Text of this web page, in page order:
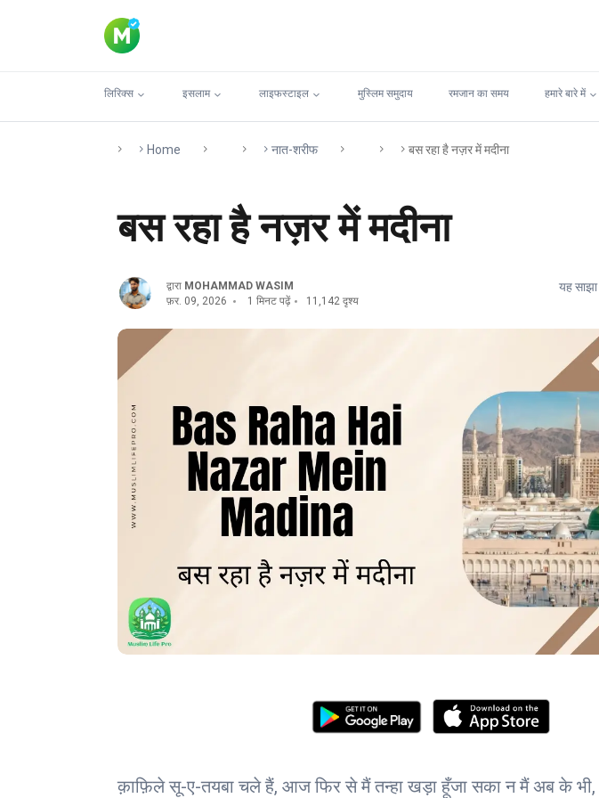
लिरिक्स इसलाम लाइफस्टाइल मुस्लिम समुदाय रमजान का समय हमारे बारे में
Home नात-शरीफ बस रहा है नज़र में मदीना
बस रहा है नज़र में मदीना
द्वारा MOHAMMAD WASIM
फ़र. 09, 2026
1 मिनट पढ़ें 11,142 दृश्य
यह
क़ाफ़िले सू-ए-तयबा चले हैं, आज फिर से मैं तन्हा खड़ा हूँजा सका न मैं अब के भी,